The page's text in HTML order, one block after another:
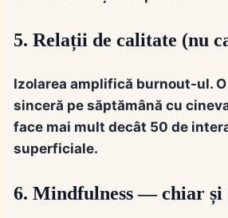
5. Relații de calitate (nu
Izolarea amplifică burnout-ul.
sinceră pe săptămână cu
face mai mult decât 50 de
superficiale.
6. Mindfulness — chiar și